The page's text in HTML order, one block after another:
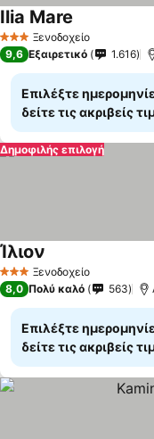
3 ΑστέριαΞενοδοχείο
Ilia Mare
9,6 Εξαιρετικό 1.616
Επιλέξτε
δείτε τις ακριβείς
Δημοφιλής επιλογή
3 ΑστέριαΞενοδοχείο
Ίλιον
8,0 Πολύ καλό 563
Επιλέξτε
δείτε τις ακριβείς